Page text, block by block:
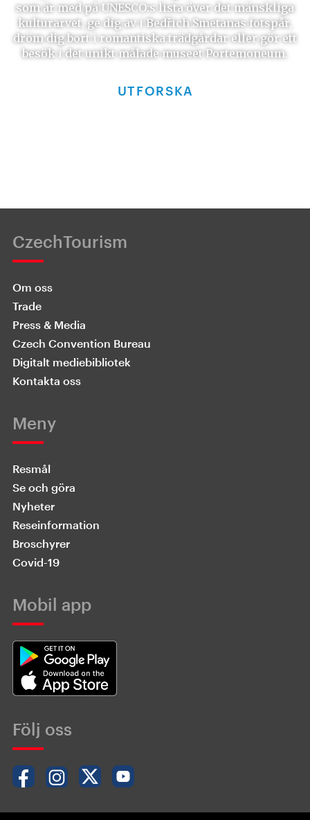
som är med på UNESCO:s lista över det mänskliga
kulturarvet, ge dig av i Bedřich Smetanas fotspår,
dröm dig bort i romantiska trädgårdar eller gör ett
besök i det unikt målade museet Portemoneum.
UTFORSKA
CzechTourism
Om oss
Trade
Press & Media
Czech Convention Bureau
Digitalt mediebibliotek
Kontakta oss
Meny
Resmål
Se och göra
Nyheter
Reseinformation
Broschyrer
Covid-19
Mobil app
Följ oss